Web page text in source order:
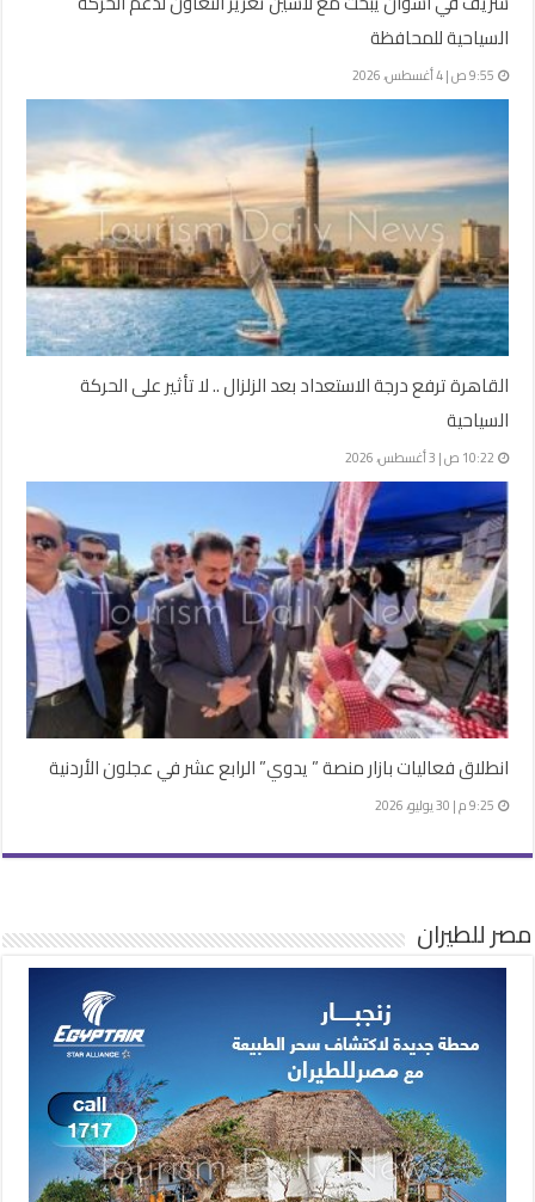
السياحية للمحافظة
9:55 ص | 4 أغسطس، 2026
القاهرة ترفع درجة الاستعداد بعد الزلزال .. لا تأثير على الحركة
السياحية
10:22 ص | 3 أغسطس، 2026
انطلاق فعاليات بازار منصة ” يدوي” الرابع عشر في عجلون الأردنية
9:25 م | 30 يوليو، 2026
مصر للطيران